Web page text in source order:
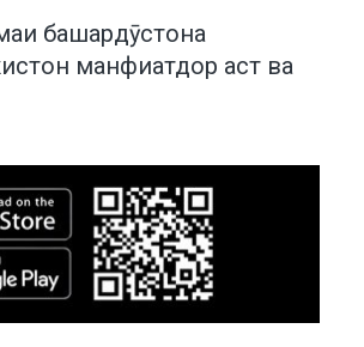
башардӯстона
манфиатдор аст ва